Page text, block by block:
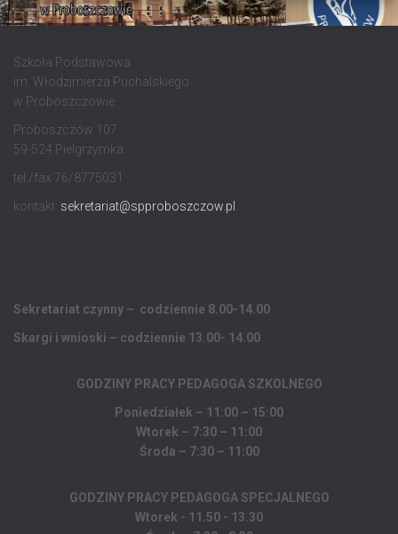
Szkoła Podstawowa
im. Włodzimierza Puchalskiego
w Proboszczowie
Proboszczów 107
59-524 Pielgrzymka
tel./fax 76/8775031
kontakt: sekretariat@spproboszczow.pl
Sekretariat czynny – codziennie 8.00-14.00
Skargi i wnioski – codziennie 13.00- 14.00
GODZINY PRACY PEDAGOGA SZKOLNEGO
Poniedziałek – 11:00 – 15:00
Wtorek – 7:30 – 11:00
Środa – 7:30 – 11:00
GODZINY PRACY PEDAGOGA SPECJALNEGO
Wtorek - 11.50 - 13.30